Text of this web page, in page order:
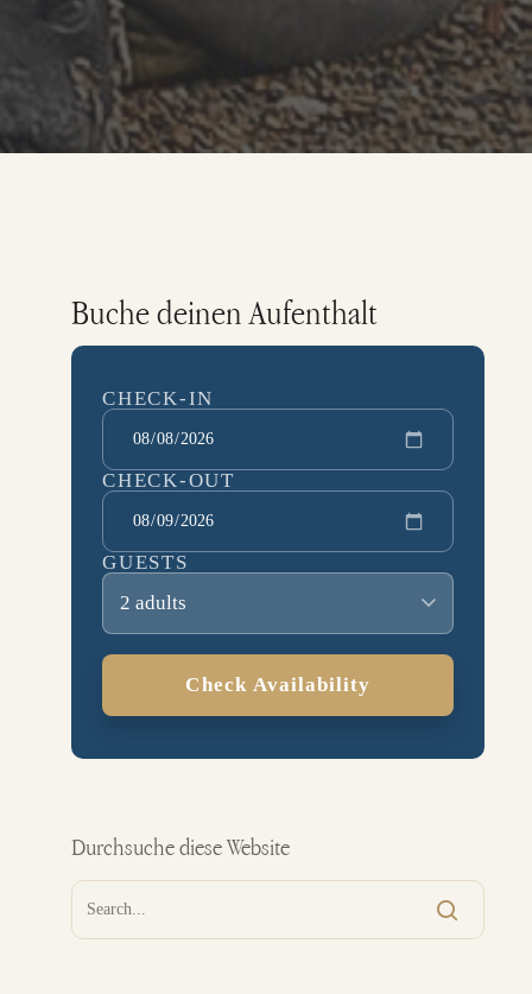
Buche deinen Aufenthalt
CHECK-IN
CHECK-OUT
GUESTS
2 adults
Check Availability
Durchsuche diese Website